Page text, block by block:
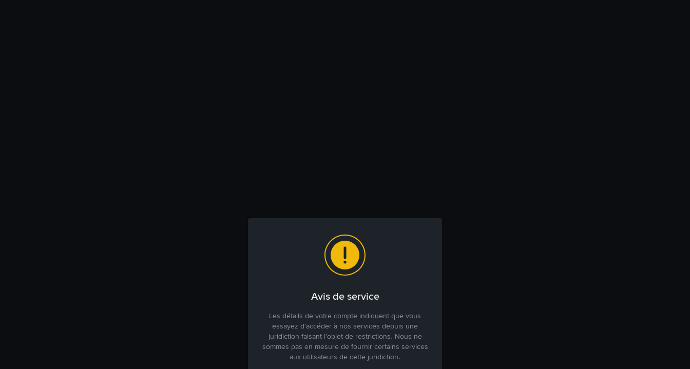
Avis de service
Les détails de votre compte indiquent que vous
essayez d’accéder à nos services depuis une
juridiction faisant l’objet de restrictions. Nous ne
sommes pas en mesure de fournir certains services
aux utilisateurs de cette juridiction.